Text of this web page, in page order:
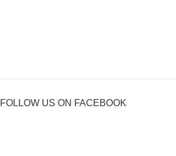
FOLLOW US ON FACEBOOK